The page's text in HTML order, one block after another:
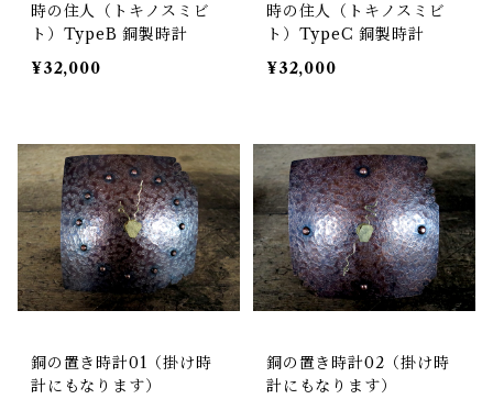
時の住人（トキノスミビ
ト）TypeB 銅製時計
¥32,000
時の住人（トキノスミビ
ト）TypeC 銅製時計
¥32,000
銅の置き時計01（掛け時
計にもなります）
銅の置き時計02（掛け時
計にもなります）